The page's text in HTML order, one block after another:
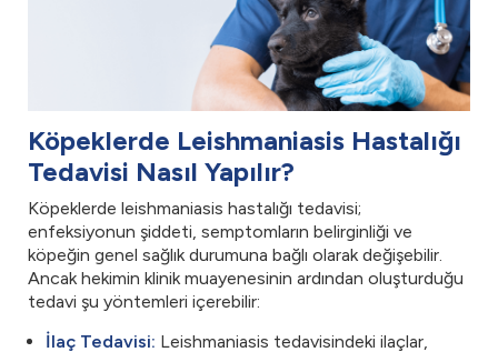
Köpeklerde Leishmaniasis Hastalığı
Tedavisi Nasıl Yapılır?
Köpeklerde leishmaniasis hastalığı tedavisi;
enfeksiyonun şiddeti, semptomların belirginliği ve
köpeğin genel sağlık durumuna bağlı olarak değişebilir.
Ancak hekimin klinik muayenesinin ardından oluşturduğu
tedavi şu yöntemleri içerebilir:
İlaç Tedavisi: Leishmaniasis tedavisindeki ilaçlar,